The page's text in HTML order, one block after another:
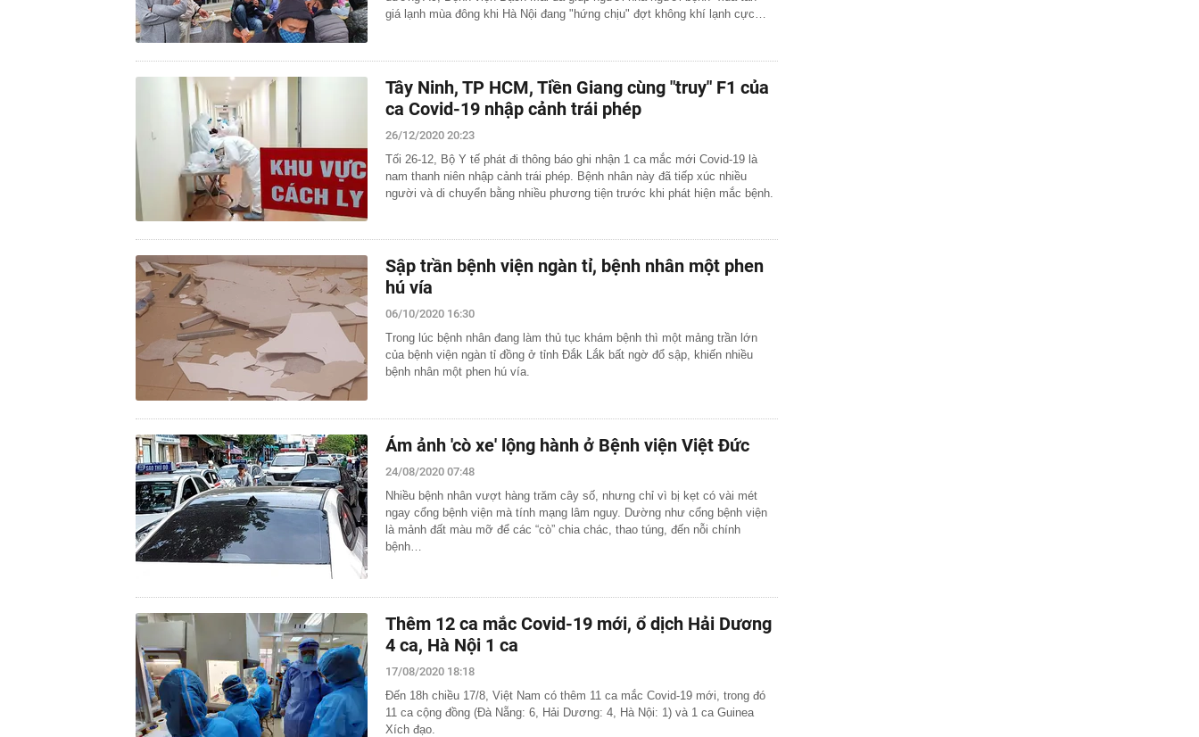
giá lạnh mùa đông khi Hà Nội đang "hứng chịu" đợt không khí lạnh cực…
Tây Ninh, TP HCM, Tiền Giang cùng "truy" F1 của
ca Covid-19 nhập cảnh trái phép
26/12/2020 20:23
Tối 26-12, Bộ Y tế phát đi thông báo ghi nhận 1 ca mắc mới Covid-19 là
nam thanh niên nhập cảnh trái phép. Bệnh nhân này đã tiếp xúc nhiều
người và di chuyển bằng nhiều phương tiện trước khi phát hiện mắc bệnh.
Sập trần bệnh viện ngàn tỉ, bệnh nhân một phen
hú vía
06/10/2020 16:30
Trong lúc bệnh nhân đang làm thủ tục khám bệnh thì một mảng trần lớn
của bệnh viện ngàn tỉ đồng ở tỉnh Đắk Lắk bất ngờ đổ sập, khiến nhiều
bệnh nhân một phen hú vía.
Ám ảnh 'cò xe' lộng hành ở Bệnh viện Việt Đức
24/08/2020 07:48
Nhiều bệnh nhân vượt hàng trăm cây số, nhưng chỉ vì bị kẹt có vài mét
ngay cổng bệnh viện mà tính mạng lâm nguy. Dường như cổng bệnh viện
là mảnh đất màu mỡ để các “cò” chia chác, thao túng, đến nỗi chính
bệnh…
Thêm 12 ca mắc Covid-19 mới, ổ dịch Hải Dương
4 ca, Hà Nội 1 ca
17/08/2020 18:18
Đến 18h chiều 17/8, Việt Nam có thêm 11 ca mắc Covid-19 mới, trong đó
11 ca cộng đồng (Đà Nẵng: 6, Hải Dương: 4, Hà Nội: 1) và 1 ca Guinea
Xích đạo.